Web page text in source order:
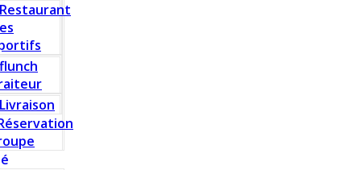
Restaurant
flunch
Livraison